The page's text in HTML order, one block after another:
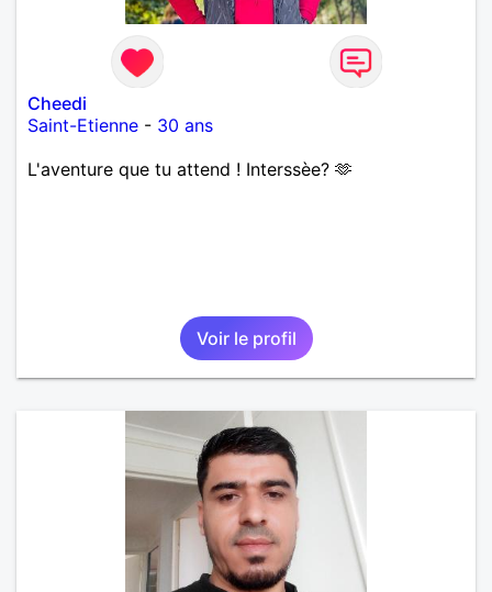
Cheedi
Saint-Etienne - 30 ans
L'aventure que tu attend ! Interssèe? 🫶
Voir le profil